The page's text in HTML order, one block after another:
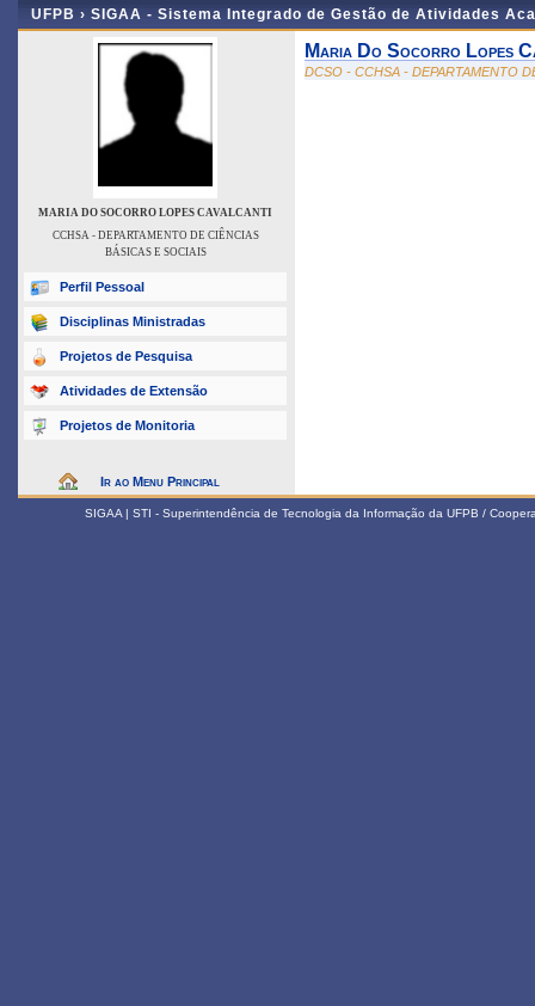
UFPB › SIGAA - Sistema Integrado de Gestão de Atividades
MARIA DO SOCORRO LOPES CAVALCANTI
CCHSA - DEPARTAMENTO DE CIÊNCIAS
BÁSICAS E SOCIAIS
Perfil Pessoal
Disciplinas Ministradas
Projetos de Pesquisa
Atividades de Extensão
Projetos de Monitoria
Ir ao Menu Principal
Maria Do Socorro Lopes
DCSO - CCHSA - DEPARTAMENTO
SIGAA | STI - Superintendência de Tecnologia da Informação da UFPB /